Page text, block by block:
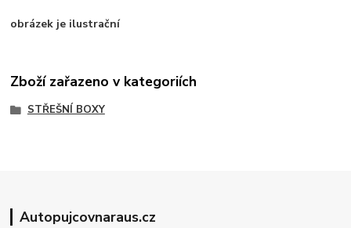
obrázek je ilustrační
Zboží zařazeno v kategoriích
STŘEŠNÍ BOXY
Autopujcovnaraus.cz